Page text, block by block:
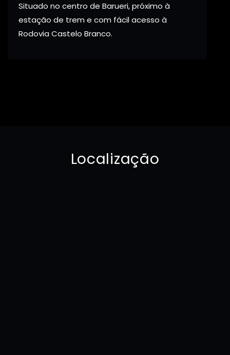
Situado no centro de Barueri, próximo à
estação de trem e com fácil acesso à
Rodovia Castelo Branco.
Localização